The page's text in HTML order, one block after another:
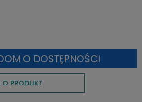
O DOSTĘPNOŚCI
O PRODUKT